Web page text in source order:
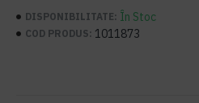
DISPONIBILITATE: În Stoc
COD PRODUS: 1011873